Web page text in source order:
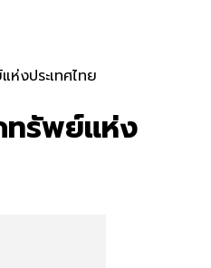
งประเทศไทย
ทรัพย์แห่ง